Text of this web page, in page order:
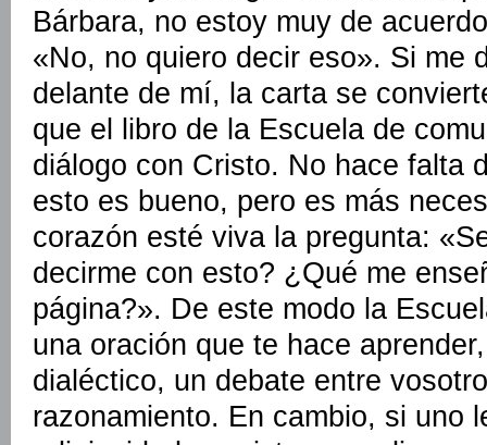
Bárbara, no estoy muy de
«No, no quiero decir eso». Si me
delante de mí, la carta se
que el libro de la Escuela de
diálogo con Cristo. No hace falta
esto es bueno, pero es más
corazón esté viva la pregunta:
decirme con esto? ¿Qué me
página?». De este modo la
una oración que te hace
dialéctico, un debate entre
razonamiento. En cambio, si uno